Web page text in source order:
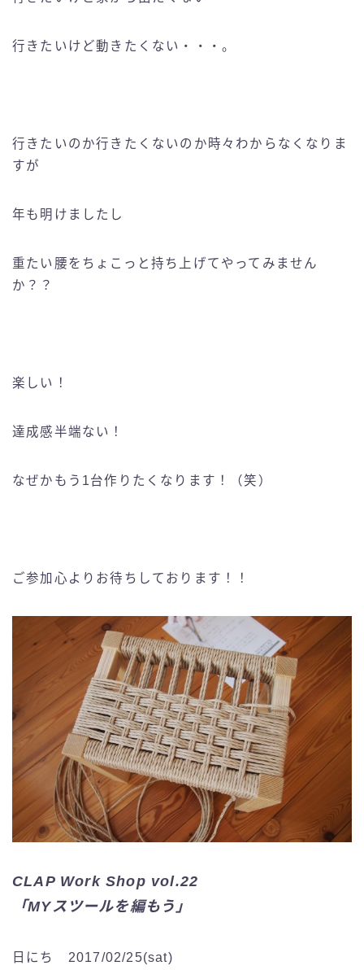
行きたいけど動きたくない・・・。
行きたいのか行きたくないのか時々わからなくなりま
すが
年も明けましたし
重たい腰をちょこっと持ち上げてやってみません
か？？
楽しい！
達成感半端ない！
なぜかもう1台作りたくなります！（笑）
ご参加心よりお待ちしております！！
CLAP Work Shop vol.22
「MYスツールを編もう」
日にち 2017/02/25(sat)